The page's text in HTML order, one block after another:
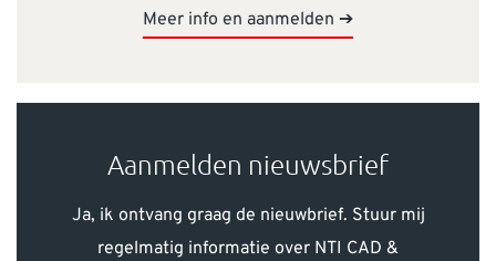
Meer info en aanmelden ➔
Aanmelden nieuwsbrief
Ja, ik ontvang graag de nieuwbrief. Stuur mij
regelmatig informatie over NTI CAD &